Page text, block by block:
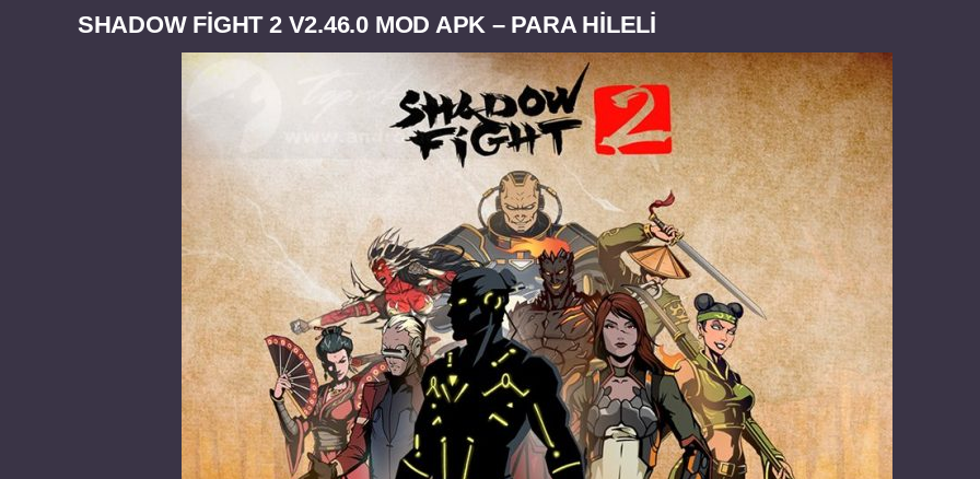
SHADOW FIGHT 2 V2.46.0 MOD APK – PARA HİLELİ